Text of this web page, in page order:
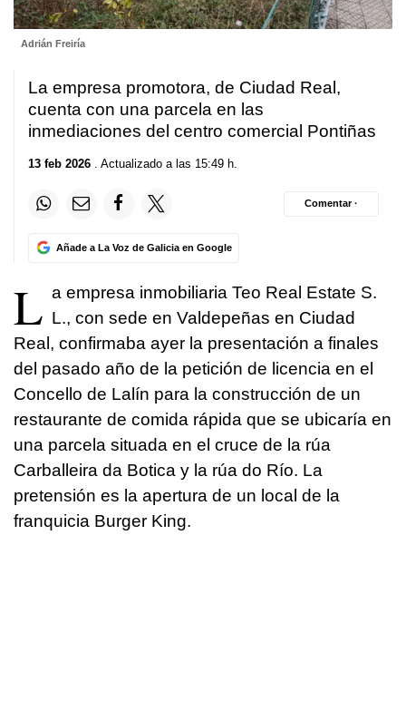
Adrián Freiría
La empresa promotora, de Ciudad Real,
cuenta con una parcela en las
inmediaciones del centro comercial Pontiñas
13 feb 2026 . Actualizado a las 15:49 h.
Añade a La Voz de Galicia en Google
Comentar ·
L a empresa inmobiliaria Teo Real Estate S.
L., con sede en Valdepeñas en Ciudad
Real, confirmaba ayer la presentación a finales
del pasado año de la petición de licencia en el
Concello de Lalín para la construcción de un
restaurante de comida rápida que se ubicaría en
una parcela situada en el cruce de la rúa
Carballeira da Botica y la rúa do Río. La
pretensión es la apertura de un local de la
franquicia Burger King.